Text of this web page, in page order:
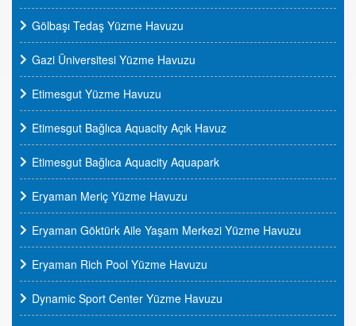
Gölbaşı Tedaş Yüzme Havuzu
Gazi Üniversitesi Yüzme Havuzu
Etimesgut Yüzme Havuzu
Etimesgut Bağlıca Aquacity Açık Havuz
Etimesgut Bağlıca Aquacity Aquapark
Eryaman Meriç Yüzme Havuzu
Eryaman Göktürk Aile Yaşam Merkezi Yüzme Havuzu
Eryaman Rich Pool Yüzme Havuzu
Dynamic Sport Center Yüzme Havuzu